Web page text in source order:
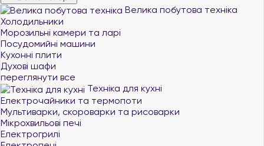
Велика побутова техніка
Холодильники
Морозильні камери та ларі
Посудомийні машини
Кухонні плити
Духові шафи
переглянути все
Техніка для кухні
Електрочайники та термопоти
Мультиварки, скороварки та рисоварки
Мікрохвильові печі
Електрогрилі